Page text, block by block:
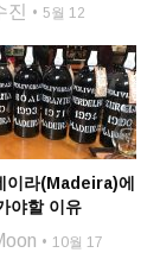
진 5월 12
이라(Madeira)에
야할 이유
10월 17